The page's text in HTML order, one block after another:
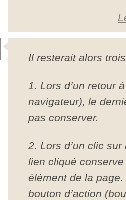
Il resterait alors
1. Lors d’un retour
navigateur), le
pas conserver.
2. Lors d’un clic
lien cliqué conserve
élément de la
bouton d’action